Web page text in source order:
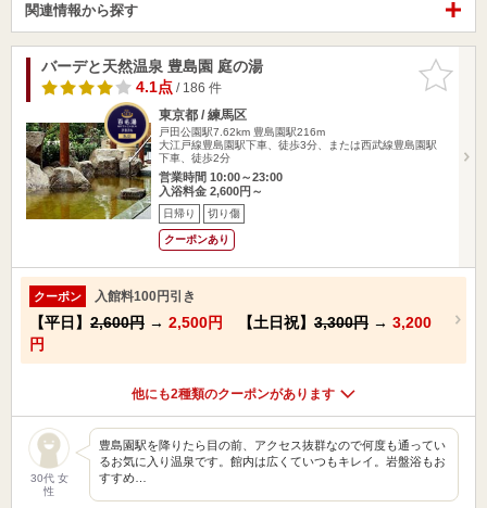
関連情報から探す
お気に入
りに追加
バーデと天然温泉 豊島園 庭の湯
4.1点/ 186 件
東京都 / 練馬区
戸田公園駅7.62km 豊島園駅216m
大江戸線豊島園駅下車、徒歩3分、または西武線豊島園駅
下車、徒歩2分
営業時間 10:00～23:00
入浴料金 2,600円～
日帰り 切り傷
クーポンあり
クーポン 入館料100円引き
【平日】 2,600円 → 2,500円 【土日祝】 3,300円 → 3,200
円
他にも2種類のクーポンがあります
30代 女
性
豊島園駅を降りたら目の前、アクセス抜群なので何度も通ってい
るお気に入り温泉です。館内は広くていつもキレイ。岩盤浴もお
すすめ…